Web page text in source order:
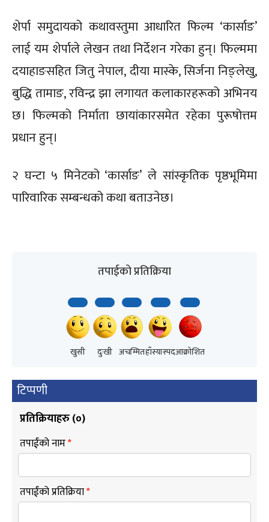
शेर्पा समुदायको कथावस्तुमा आधारित फिल्म ‘कार्साङ’
लाई यम शेर्पाले लेखन तथा निर्देशन गरेका हुन्। फिल्ममा
दयाहाङसहित जितु नेपाल, दीया मास्के, सिर्जना निङ्लेखु,
बुद्धि तामाङ, रविन्द्र झा लगायत कलाकारहरूको अभिनय
छ। फिल्मको निर्माता छायांकारसमेत रहेका पुरूषोत्तम
प्रधान हुन्।
२ घन्टा ५ मिनेटको ‘कार्साङ’ ले सांस्कृतिक पृष्ठभूमिमा
पारिवारिक सम्बन्धको कथा बताउनेछ।
तपाईको प्रतिक्रिया
खुसी दुःखी अचम्मितहाँस्यास्पदआक्रोशित
टिप्पणी
प्रतिक्रियाहरु (०)
तपाईंको नाम*
तपाईंको प्रतिक्रिया*